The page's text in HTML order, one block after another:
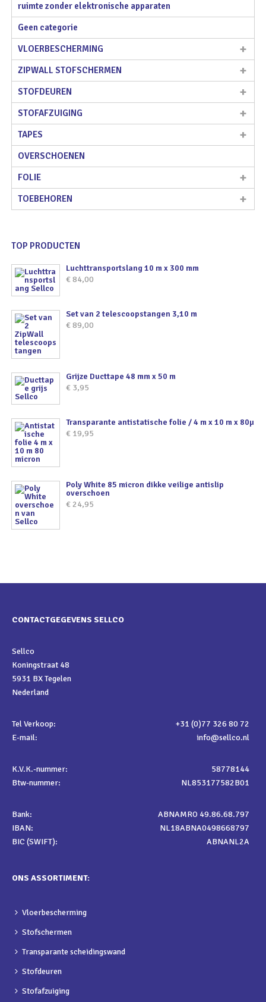
ruimte zonder elektronische apparaten
Geen categorie
VLOERBESCHERMING
ZIPWALL STOFSCHERMEN
STOFDEUREN
STOFAFZUIGING
TAPES
OVERSCHOENEN
FOLIE
TOEBEHOREN
TOP PRODUCTEN
Luchttransportslang 10 m x 300 mm
€ 84,00
Set van 2 telescoopstangen 3,10 m
€ 89,00
Grijze Ducttape 48 mm x 50 m
€ 3,95
Transparante antistatische folie / 4 m x 10 m x 80µ
€ 19,95
Poly White 85 micron dikke veilige antislip
overschoen
€ 24,95
CONTACTGEGEVENS SELLCO
Sellco
Koningstraat 48
5931 BX Tegelen
Nederland
Tel Verkoop:
+31 (0)77 326 80 72
E-mail:
info@sellco.nl
K.V.K.-nummer:
58778144
Btw-nummer:
NL853177582B01
Bank:
ABNAMRO 49.86.68.797
IBAN:
NL18ABNA0498668797
BIC (SWIFT):
ABNANL2A
ONS ASSORTIMENT:
Vloerbescherming
Stofschermen
Transparante scheidingswand
Stofdeuren
Stofafzuiging